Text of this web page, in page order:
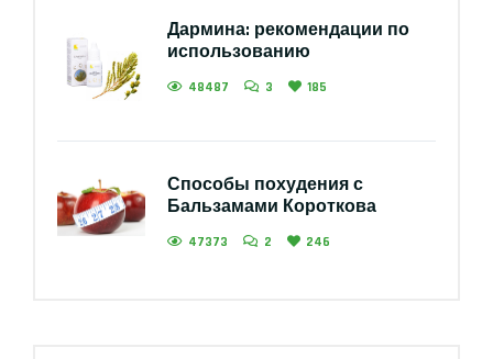
Дармина: рекомендации по
использованию
48487 3 185
Способы похудения с
Бальзамами Короткова
47373 2 246